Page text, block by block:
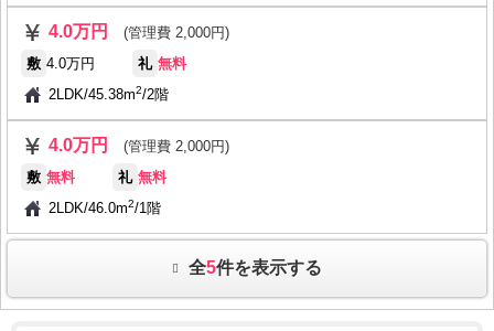
4.0万円
(管理費 2,000円)
敷 4.0万円 礼 無料
2LDK/45.38m2/2階
4.0万円
(管理費 2,000円)
敷 無料 礼 無料
2LDK/46.0m2/1階
全5件を表示する